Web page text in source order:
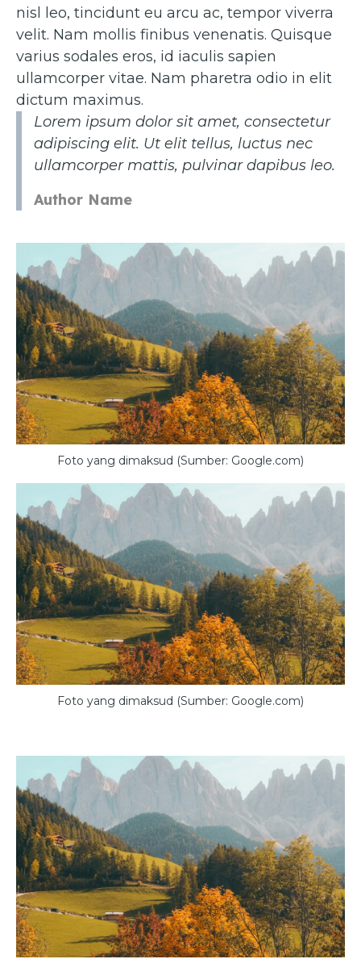
nisl leo, tincidunt eu arcu ac, tempor viverra
velit. Nam mollis finibus venenatis. Quisque
varius sodales eros, id iaculis sapien
ullamcorper vitae. Nam pharetra odio in elit
dictum maximus.
Lorem ipsum dolor sit amet, consectetur
adipiscing elit. Ut elit tellus, luctus nec
ullamcorper mattis, pulvinar dapibus leo.
Author Name
Foto yang dimaksud (Sumber: Google.com)
Foto yang dimaksud (Sumber: Google.com)